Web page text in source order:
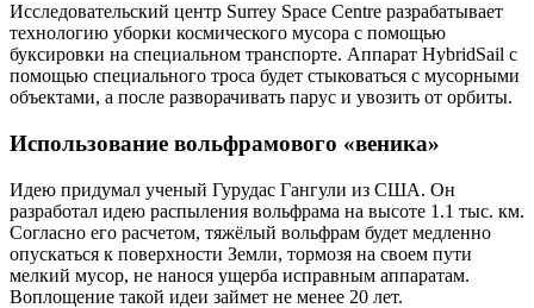
Исследовательский центр Surrey Space Centre разрабатывает
технологию уборки космического мусора с помощью
буксировки на специальном транспорте. Аппарат HybridSail с
помощью специального троса будет стыковаться с мусорными
объектами, а после разворачивать парус и увозить от орбиты.
Использование вольфрамового «веника»
Идею придумал ученый Гурудас Гангули из США. Он
разработал идею распыления вольфрама на высоте 1.1 тыс. км.
Согласно его расчетом, тяжёлый вольфрам будет медленно
опускаться к поверхности Земли, тормозя на своем пути
мелкий мусор, не нанося ущерба исправным аппаратам.
Воплощение такой идеи займет не менее 20 лет.